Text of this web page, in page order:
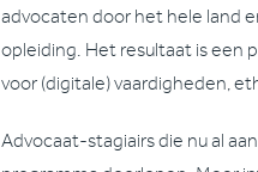
advocaten door het hele land
opleiding. Het resultaat is een
voor (digitale) vaardigheden,
Advocaat-stagiairs die nu al